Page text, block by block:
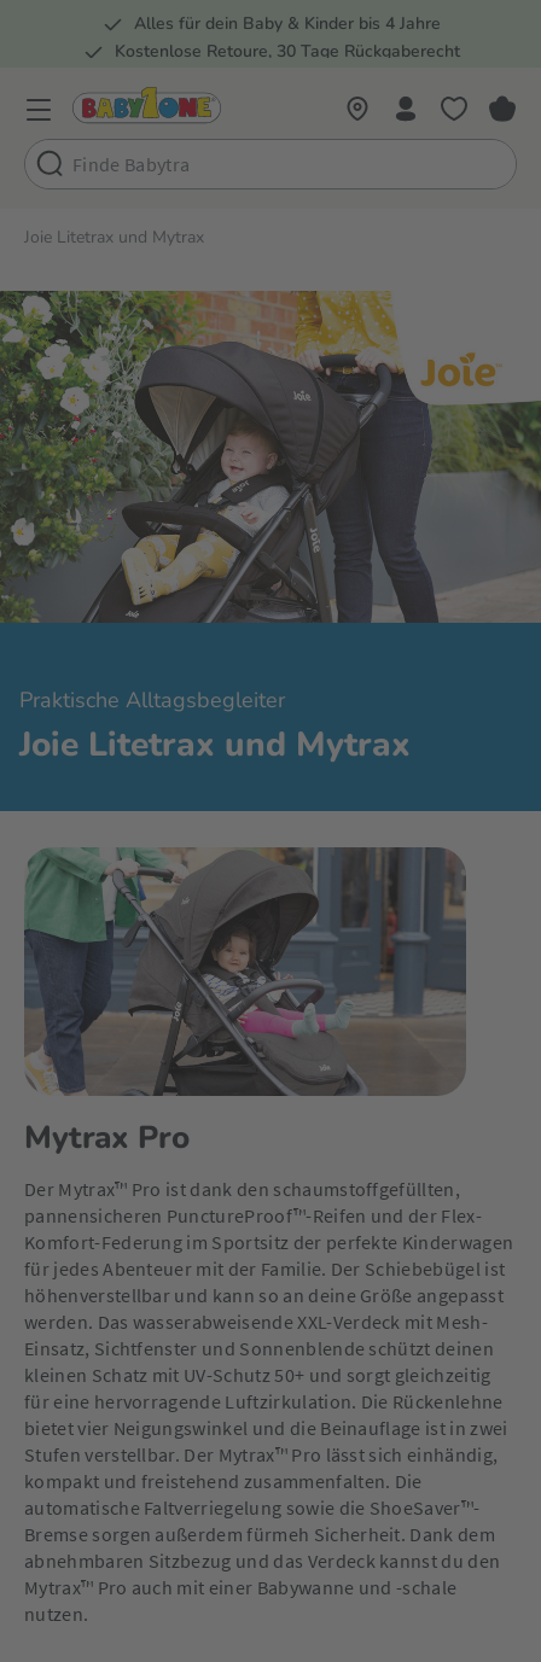
Zur Hauptnavigation springen
Alles für dein Baby & Kinder bis 4 Jahre
Kostenlose Retoure, 30 Tage Rückgaberecht
Joie Litetrax und Mytrax
Praktische Alltagsbegleiter
Joie Litetrax und Mytrax
Mytrax Pro
Der Mytrax™ Pro ist dank den schaumstoffgefüllten,
pannensicheren PunctureProof™-Reifen und der Flex-
Komfort-Federung im Sportsitz der perfekte Kinderwagen
für jedes Abenteuer mit der Familie. Der Schiebebügel ist
höhenverstellbar und kann so an deine Größe angepasst
werden. Das wasserabweisende XXL-Verdeck mit Mesh-
Einsatz, Sichtfenster und Sonnenblende schützt deinen
kleinen Schatz mit UV-Schutz 50+ und sorgt gleichzeitig
für eine hervorragende Luftzirkulation. Die Rückenlehne
bietet vier Neigungswinkel und die Beinauflage ist in zwei
Stufen verstellbar. Der Mytrax™ Pro lässt sich einhändig,
kompakt und freistehend zusammenfalten. Die
automatische Faltverriegelung sowie die ShoeSaver™-
Bremse sorgen außerdem fürmeh Sicherheit. Dank dem
abnehmbaren Sitzbezug und das Verdeck kannst du den
Mytrax™ Pro auch mit einer Babywanne und -schale
nutzen.